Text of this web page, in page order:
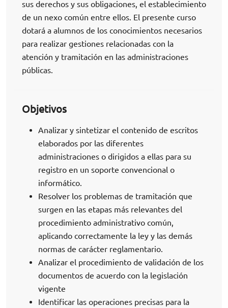
sus derechos y sus obligaciones, el establecimiento
de un nexo común entre ellos. El presente curso
dotará a alumnos de los conocimientos necesarios
para realizar gestiones relacionadas con la
atención y tramitación en las administraciones
públicas.
Objetivos
Analizar y sintetizar el contenido de escritos
elaborados por las diferentes
administraciones o dirigidos a ellas para su
registro en un soporte convencional o
informático.
Resolver los problemas de tramitación que
surgen en las etapas más relevantes del
procedimiento administrativo común,
aplicando correctamente la ley y las demás
normas de carácter reglamentario.
Analizar el procedimiento de validación de los
documentos de acuerdo con la legislación
vigente
Identificar las operaciones precisas para la